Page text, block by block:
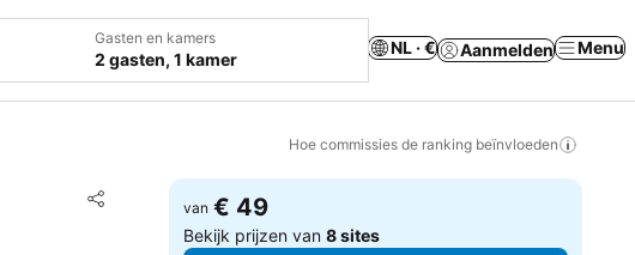
Gasten en kamers
2 gasten, 1 kamer
NL · € Aanmelden Menu
Hoe commissies de ranking beïnvloeden
Delen
Toevoegen aan favorieten
van € 49
Bekijk prijzen van8 sites